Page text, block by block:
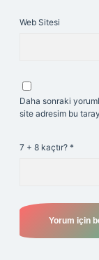
Web Sitesi
Daha sonraki
site adresim bu
7 + 8 kaçtır? *